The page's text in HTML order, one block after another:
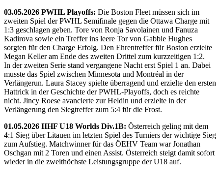
03.05.2026 PWHL Playoffs: Die Boston Fleet müssen sich im
zweiten Spiel der PWHL Semifinale gegen die Ottawa Charge mit
1:3 geschlagen geben. Tore von Ronja Savolainen und Fanuza
Kadirova sowie ein Treffer ins leere Tor von Gabbie Hughes
sorgten für den Charge Erfolg. Den Ehrentreffer für Boston erzielte
Megan Keller am Ende des zweiten Drittel zum kurzzeitigen 1:2.
In der zweiten Serie stand vergangene Nacht erst Spiel 1 an. Dabei
musste das Spiel zwischen Minnesota und Montréal in der
Verlängerun. Laura Stacey spielte überragend und erzielte den ersten
Hattrick in der Geschichte der PWHL-Playoffs, doch es reichte
nicht. Jincy Roese avancierte zur Heldin und erzielte in der
Verlängerung den Siegtreffer zum 5:4 für die Frost.
01.05.2026 IIHF U18 Worlds Div.1B: Österreich geling mit dem
4:1 Sieg über Litauen im letzten Spiel des Turniers der wichtige Sieg
zum Aufstieg. Matchwinner für das ÖEHV Team war Jonathan
Oschgan mit 2 Toren und einen Assist. Österreich steigt damit sofort
wieder in die zweithöchste Leistungsgruppe der U18 auf.